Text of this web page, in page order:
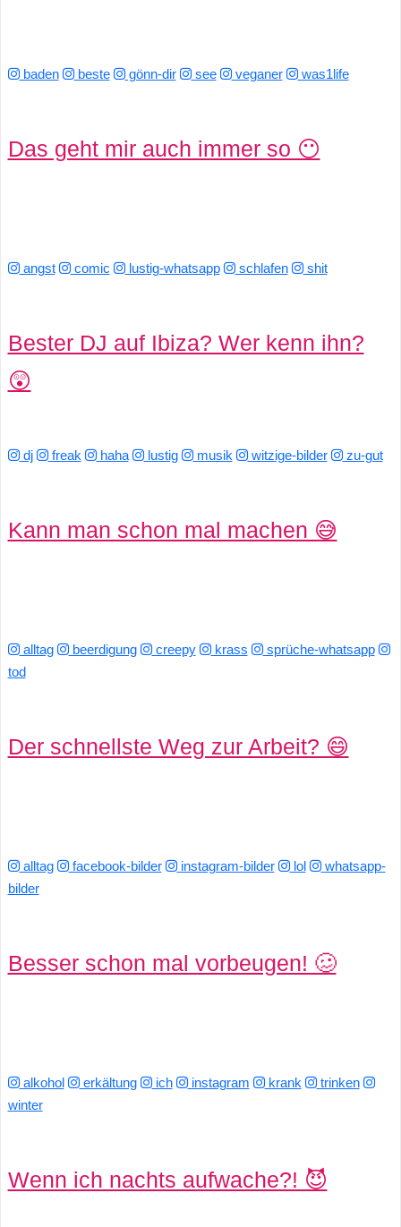
S
Wordpress
t
u
L
n
H
x
r
b
o
baden beste gönn-dir see veganer was1life
Das geht mir auch immer so 😶
angst comic lustig-whatsapp schlafen shit
Bester DJ auf Ibiza? Wer kenn ihn?
😲
dj freak haha lustig musik witzige-bilder zu-gut
Kann man schon mal machen 😅
alltag beerdigung creepy krass
sprüche-whatsapp
tod
Der schnellste Weg zur Arbeit? 😄
alltag facebook-bilder instagram-bilder lol
whatsapp-
bilder
Besser schon mal vorbeugen! 🥴
alkohol erkältung ich instagram krank
trinken
winter
Wenn ich nachts aufwache?! 😈